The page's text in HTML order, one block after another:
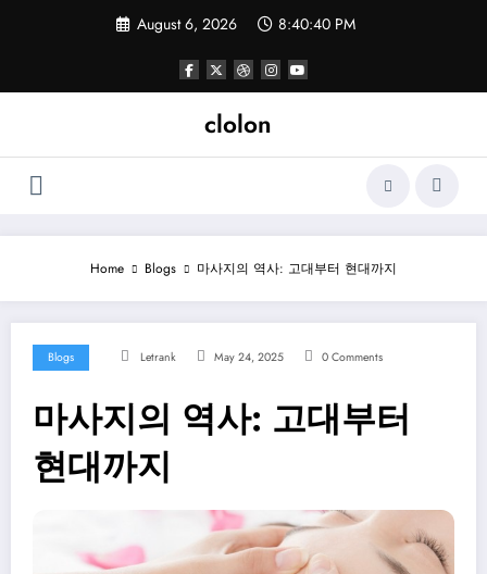
August 6, 2026 8:40:40 PM
clolon
Home Blogs 마사지의 역사: 고대부터 현대까지
Blogs Letrank May 24, 2025 0 Comments
마사지의 역사: 고대부터
현대까지